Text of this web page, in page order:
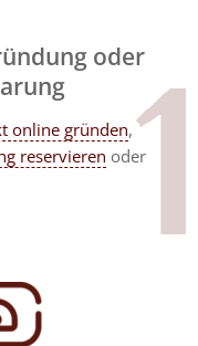
oder
online gründen,
reservieren oder